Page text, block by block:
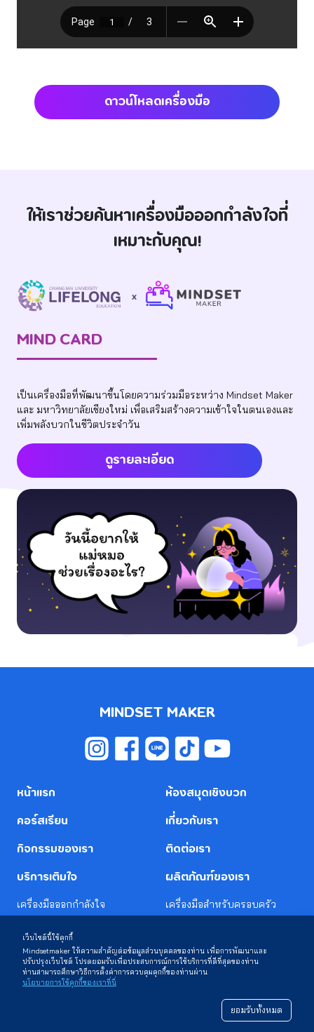
ดาวน์โหลดเครื่องมือ
ให้เราช่วยค้นหาเครื่องมือออกกำลังใจที่
เหมาะกับคุณ!
MIND CARD
เป็นเครื่องมือที่พัฒนาขึ้นโดยความร่วมมือระหว่าง Mindset Maker
และ มหาวิทยาลัยเชียงใหม่ เพื่อเสริมสร้างความเข้าใจในตนเองและ
เพิ่มพลังบวกในชีวิตประจำวัน
ดูรายละเอียด
MINDSET MAKER
หน้าแรก
คอร์สเรียน
กิจกรรมของเรา
ห้องสมุดเชิงบวก
เกี่ยวกับเรา
ติดต่อเรา
บริการเติมใจ
เครื่องมือออกกำลังใจ
เครื่องมือ CHARACTER
STRENGTH
ทำโครงการร่วมกับเรา
ผลิตภัณฑ์ของเรา
เครื่องมือสำหรับครอบครัว
เครื่องมือสำหรับมหาวิทยาลัย
นโยบายความเป็นส่วนตัว
เว็บไซต์นี้ใช้คุกกี้
Mindsetmaker ให้ความสำคัญต่อข้อมูลส่วนบุคคลของท่าน เพื่อการพัฒนาและ
ปรับปรุงเว็บไซต์ โปรดยอมรับเพื่อประสบการณ์การใช้บริการที่ดีที่สุดของท่าน
ท่านสามารถศึกษาวิธีการตั้งค่าการควบคุมคุกกี้ของท่านผ่าน
นโยบายการใช้คุกกี้ของเราที่นี่
ยอมรับทั้งหมด